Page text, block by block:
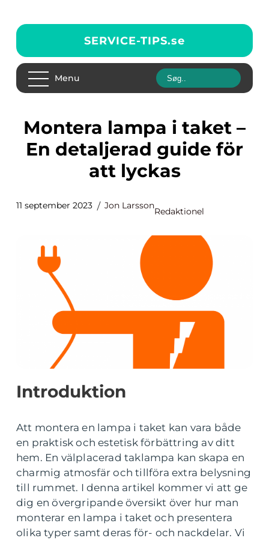
SERVICE-TIPS.se
Menu
Montera lampa i taket –
En detaljerad guide för
att lyckas
11 september 2023 Jon Larsson
Redaktionel
Introduktion
Att montera en lampa i taket kan vara både
en praktisk och estetisk förbättring av ditt
hem. En välplacerad taklampa kan skapa en
charmig atmosfär och tillföra extra belysning
till rummet. I denna artikel kommer vi att ge
dig en övergripande översikt över hur man
monterar en lampa i taket och presentera
olika typer samt deras för- och nackdelar. Vi